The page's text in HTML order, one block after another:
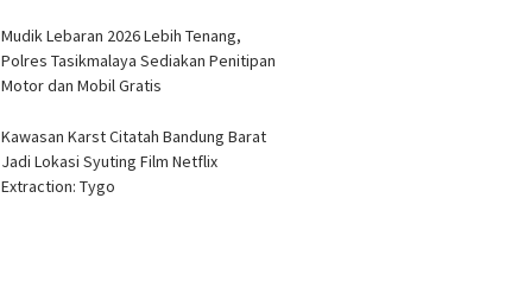
Mudik Lebaran 2026 Lebih Tenang,
Polres Tasikmalaya Sediakan Penitipan
Motor dan Mobil Gratis
Kawasan Karst Citatah Bandung Barat
Jadi Lokasi Syuting Film Netflix
Extraction: Tygo